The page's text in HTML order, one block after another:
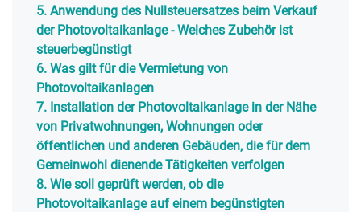
5. Anwendung des Nullsteuersatzes beim Verkauf
der Photovoltaikanlage - Welches Zubehör ist
steuerbegünstigt
6. Was gilt für die Vermietung von
Photovoltaikanlagen
7. Installation der Photovoltaikanlage in der Nähe
von Privatwohnungen, Wohnungen oder
öffentlichen und anderen Gebäuden, die für dem
Gemeinwohl dienende Tätigkeiten verfolgen
8. Wie soll geprüft werden, ob die
Photovoltaikanlage auf einem begünstigten